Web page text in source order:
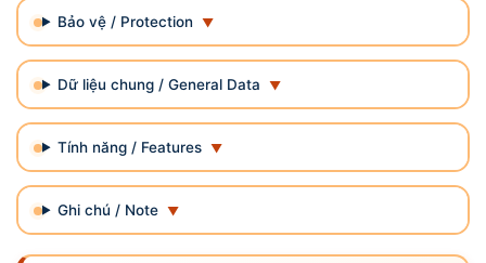
Bảo vệ / Protection
Dữ liệu chung / General Data
Tính năng / Features
Ghi chú / Note